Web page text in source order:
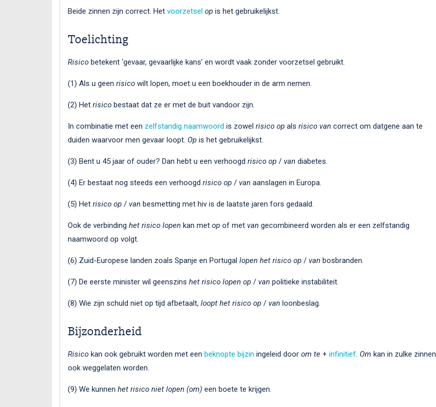
Beide zinnen zijn correct. Het voorzetsel op is het gebruikelijkst.
Toelichting
Risico betekent ‘gevaar, gevaarlijke kans’ en wordt vaak zonder voorzetsel gebruikt.
(1) Als u geen risico wilt lopen, moet u een boekhouder in de arm nemen.
(2) Het risico bestaat dat ze er met de buit vandoor zijn.
In combinatie met een zelfstandig naamwoord is zowel risico op als risico van correct om datgene aan te
duiden waarvoor men gevaar loopt. Op is het gebruikelijkst.
(3) Bent u 45 jaar of ouder? Dan hebt u een verhoogd risico op / van diabetes.
(4) Er bestaat nog steeds een verhoogd risico op / van aanslagen in Europa.
(5) Het risico op / van besmetting met hiv is de laatste jaren fors gedaald.
Ook de verbinding het risico lopen kan met op of met van gecombineerd worden als er een zelfstandig
naamwoord op volgt.
(6) Zuid-Europese landen zoals Spanje en Portugal lopen het risico op / van bosbranden.
(7) De eerste minister wil geenszins het risico lopen op / van politieke instabiliteit.
(8) Wie zijn schuld niet op tijd afbetaalt, loopt het risico op / van loonbeslag.
Bijzonderheid
Risico kan ook gebruikt worden met een beknopte bijzin ingeleid door om te + infinitief. Om kan in zulke zinnen
ook weggelaten worden.
(9) We kunnen het risico niet lopen (om) een boete te krijgen.